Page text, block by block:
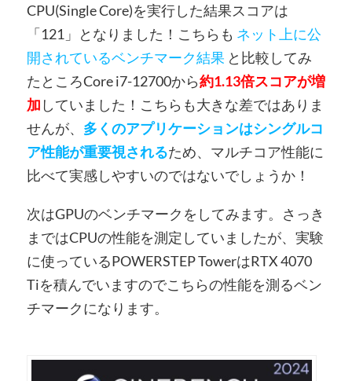
CPU(Single Core)を実行した結果スコアは
「121」となりました！こちらも ネット上に公
開されているベンチマーク結果 と比較してみ
たところCore i7-12700から約1.13倍スコアが増
加 していました！こちらも大きな差ではありま
せんが、 多くのアプリケーションはシングルコ
ア性能が重要視されるため、マルチコア性能に
比べて実感しやすいのではないでしょうか！
次はGPUのベンチマークをしてみます。さっき
まではCPUの性能を測定していましたが、実験
に使っているPOWERSTEP TowerはRTX 4070
Tiを積んでいますのでこちらの性能を測るベン
チマークになります。